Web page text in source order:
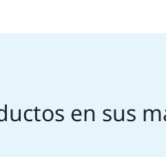
en sus